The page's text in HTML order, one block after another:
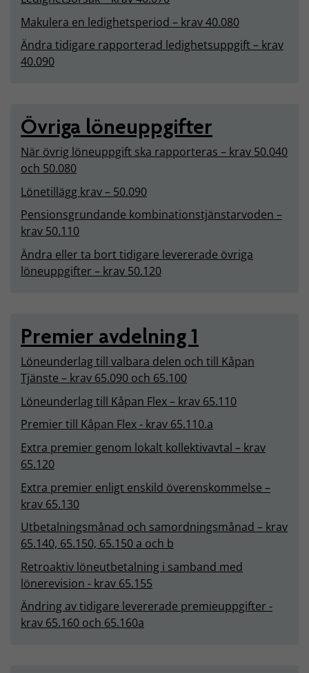
Makulera en ledighetsperiod – krav 40.080
Ändra tidigare rapporterad ledighetsuppgift – krav
40.090
Övriga löneuppgifter
När övrig löneuppgift ska rapporteras – krav 50.040
och 50.080
Lönetillägg krav – 50.090
Pensionsgrundande kombinationstjänstarvoden –
krav 50.110
Ändra eller ta bort tidigare levererade övriga
löneuppgifter – krav 50.120
Premier avdelning 1
Löneunderlag till valbara delen och till Kåpan
Tjänste – krav 65.090 och 65.100
Löneunderlag till Kåpan Flex – krav 65.110
Premier till Kåpan Flex - krav 65.110.a
Extra premier genom lokalt kollektivavtal – krav
65.120
Extra premier enligt enskild överenskommelse –
krav 65.130
Utbetalningsmånad och samordningsmånad – krav
65.140, 65.150, 65.150 a och b
Retroaktiv löneutbetalning i samband med
lönerevision - krav 65.155
Ändring av tidigare levererade premieuppgifter -
krav 65.160 och 65.160a